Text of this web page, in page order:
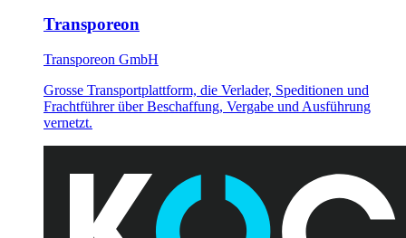
Transporeon
Transporeon GmbH
Grosse Transportplattform, die Verlader, Speditionen und
Frachtführer über Beschaffung, Vergabe und Ausführung
vernetzt.